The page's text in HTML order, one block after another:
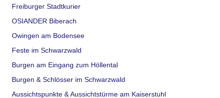
Freiburger Stadtkurier
OSIANDER Biberach
Owingen am Bodensee
Feste im Schwarzwald
Burgen am Eingang zum Höllental
Burgen & Schlösser im Schwarzwald
Aussichtspunkte & Aussichtstürme am Kaiserstuhl